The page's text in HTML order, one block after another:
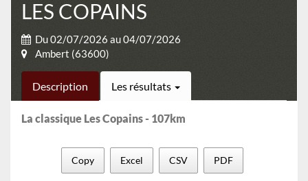
LES COPAINS
Du 02/07/2026 au 04/07/2026
Ambert (63600)
Description Les résultats
La classique Les Copains - 107km
Copy Excel CSV PDF